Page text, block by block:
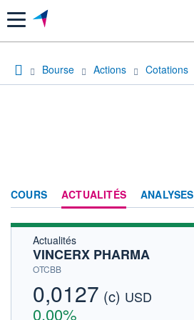
Menu
Bourse Actions Cotations
COURS ACTUALITÉS ANALYSES
Actualités
VINCERX PHARMA
OTCBB
0,0127 (c) USD
0,00%